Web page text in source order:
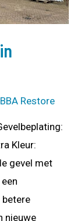
BBA Restore
Kleur:
gevel met
betere
nieuwe